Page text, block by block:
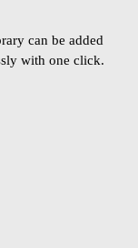
can be added
with one click.